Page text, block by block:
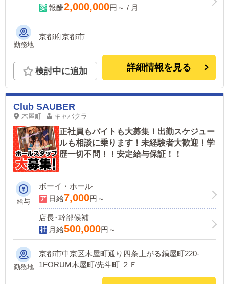
報酬2,000,000円～ / 月
勤務地
京都府京都市
検討中に追加 詳細情報を見る
Club SAUBER
木屋町 キャバクラ
正社員もバイトも大募集！出勤スケジュー
ルも相談に乗ります！未経験者大歓迎！学
歴一切不問！！安定給与保証！！
給与
ボーイ・ホール
日給7,000円～
店長･幹部候補
月給500,000円～
勤務地
京都市中京区木屋町通り四条上がる鍋屋町220-
1FORUM木屋町/先斗町 ２Ｆ